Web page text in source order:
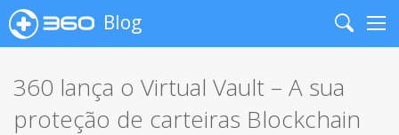
Blog
Search
360 lança o Virtual Vault – A sua
proteção de carteiras Blockchain